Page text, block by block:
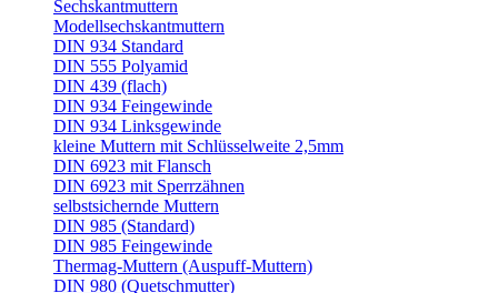
Sechskantmuttern
Modellsechskantmuttern
DIN 934 Standard
DIN 555 Polyamid
DIN 439 (flach)
DIN 934 Feingewinde
DIN 934 Linksgewinde
kleine Muttern mit Schlüsselweite 2,5mm
DIN 6923 mit Flansch
DIN 6923 mit Sperrzähnen
selbstsichernde Muttern
DIN 985 (Standard)
DIN 985 Feingewinde
Thermag-Muttern (Auspuff-Muttern)
DIN 980 (Quetschmutter)